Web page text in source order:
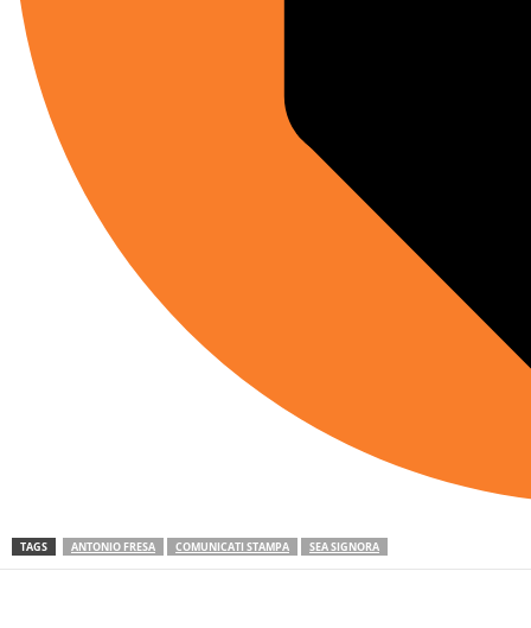
TAGS ANTONIO FRESA COMUNICATI STAMPA SEA SIGNORA